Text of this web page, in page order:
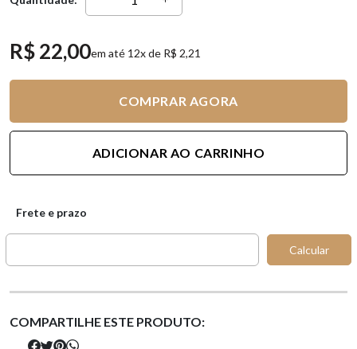
R$ 22,00em até 12x de R$ 2,21
COMPRAR AGORA
ADICIONAR AO CARRINHO
Frete e prazo
Calcular
COMPARTILHE ESTE PRODUTO: